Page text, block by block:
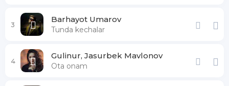
3
Barhayot Umarov
Tunda kechalar
4
Gulinur, Jasurbek Mavlonov
Ota onam